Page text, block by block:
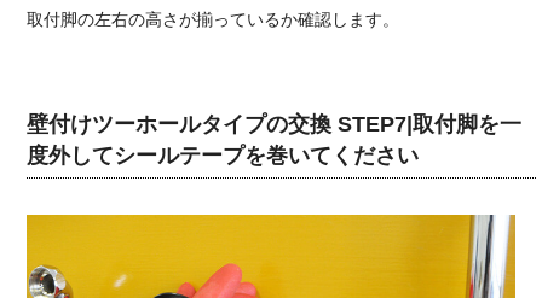
取付脚の左右の高さが揃っているか確認します。
壁付けツーホールタイプの交換 STEP7|取付脚を一
度外してシールテープを巻いてください